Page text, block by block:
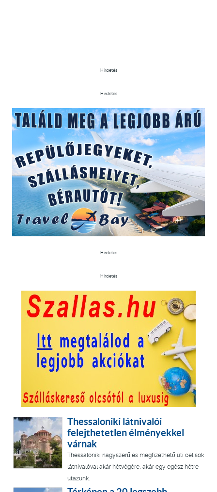
Hirdetés
Hirdetés
Hirdetés
Hirdetés
Thessaloniki látnivalói
felejthetetlen élményekkel
várnak
Thessaloniki nagyszerű és megfizethető úti cél sok
látnivalóval akár hétvégére, akár egy egész hétre
utazunk.